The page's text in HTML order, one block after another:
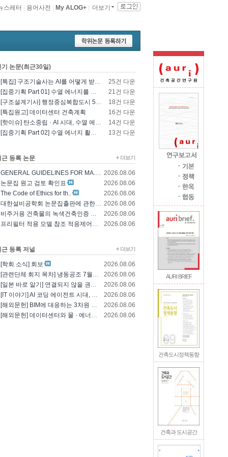
AURI BRIEF
건축도시정책동향
건축과 도시공간
더보기
My ALOG+
용어사전
스레터
기 논문(최근30일)
[특집] 구조기술사는 AI를 어떻게 받아들일 것인가? - 영국구조기술사회의 AI 및 L..
25건 다운
[집중기획 Part 01] 수열 에너지를 이용한 건물 냉난방 및 데이터센터 냉각
21건 다운
[구조설계기사] 행정중심복합도시 5-1생활권 L5BL 공공주택 건설공사 모듈러 건축물 ..
18건 다운
[특집원고] 데이터센터 건축계획
16건 다운
[핫이슈] 탄소중립 · AI 시대, 수열 에너지 기술의 재조명과 고도화 방향
14건 다운
[집중기획 Part 02] 수열 에너지 활용 기술 및 수열 플랜트 적용
13건 다운
근 등록 논문
GENERAL GUIDELINES FOR MA.. 2026.08.06
논문집 원고 검토 확인표
2026.08.06
The Code of Ethics for th..
2026.08.06
대한설비공학회 논문집출판에 관한 윤리규정 2026.08.06
비주거용 건축물의 녹색건축인증 에너지 및 환경..
2026.08.06
프리필터 적용 모델 참조 적응제어에 의한 가변..
2026.08.06
근 등록 저널
[학회 소식] 회보
2026.08.06
[관련단체 회지 목차] 냉동공조 7월호(한국냉..
2026.08.06
[일본 바로 알기] 연결되지 않을 권리를 찾는..
2026.08.06
[IT 이야기] AI 코딩 에이전트 시대, 엔..
2026.08.06
[해외문헌] BIM에 대응하는 3차원 건축 설..
2026.08.06
[해외문헌] 데이터센터와 물 · 에너지의 통합..
2026.08.06